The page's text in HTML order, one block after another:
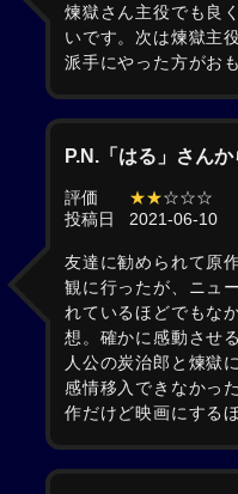
煉獄さん主役でも良
いです。次は煉獄主
派手にやった方がお
P.N.「はる」さん
評価 ★★☆☆☆
投稿日
2021-06-10
友達に勧められて原
観に行ったが、ニュ
れているほどでもな
想。確かに感動させ
人公の炭治郎と煉獄
感情移入できなかっ
作だけど映画にする